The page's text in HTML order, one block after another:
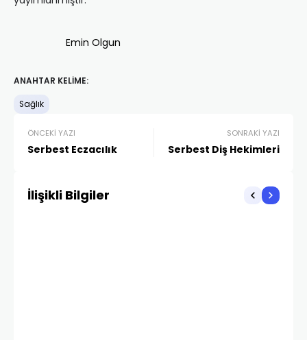
Emin Olgun
ANAHTAR KELIME:
Sağlık
ÖNCEKI YAZI
Serbest Eczacılık
SONRAKI YAZI
Serbest Diş Hekimleri
İlişikli Bilgiler